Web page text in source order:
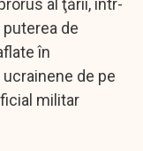
de
în
de pe
militar